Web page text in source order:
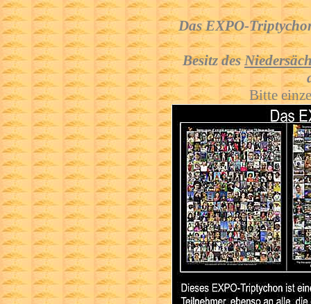
Das EXPO-
Besitz des
Bitte